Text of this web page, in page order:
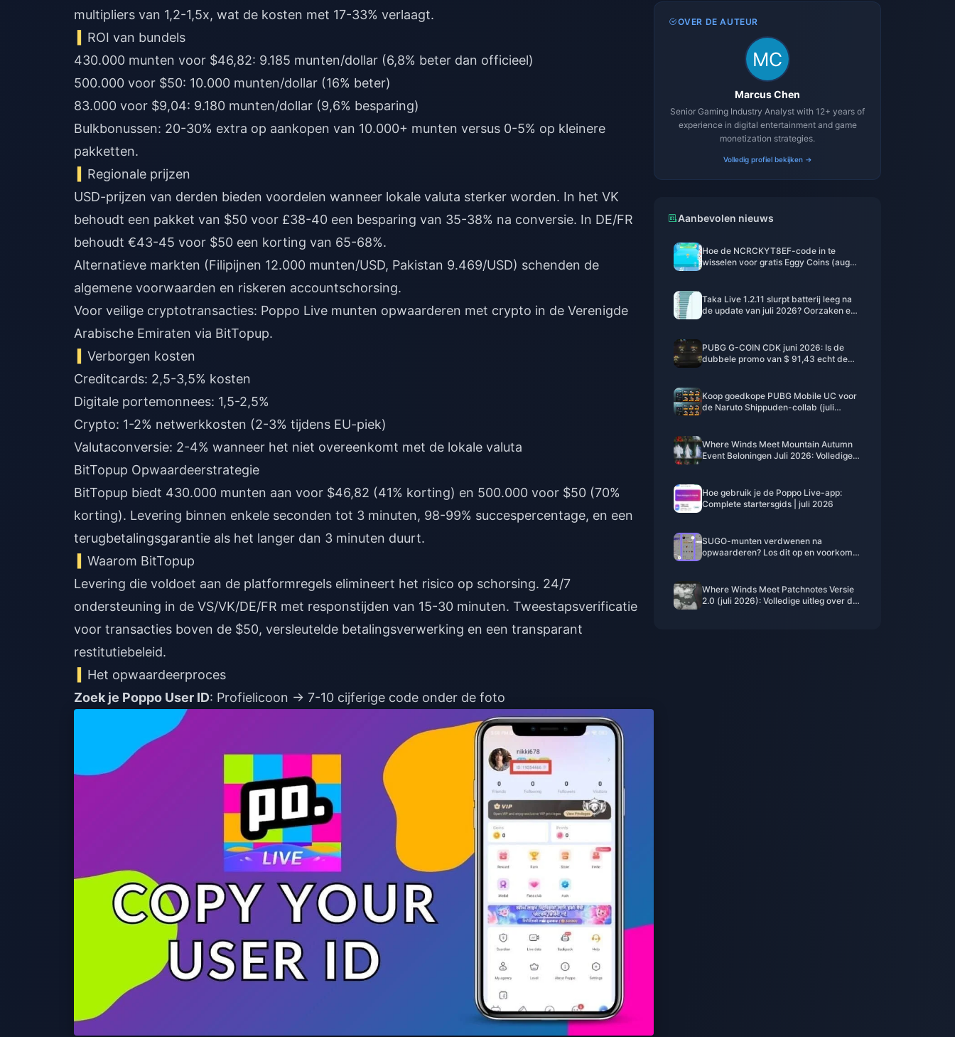
multipliers van 1,2-1,5x, wat de kosten met 17-33% verlaagt.
ROI van bundels
430.000 munten voor $46,82: 9.185 munten/dollar (6,8% beter dan officieel)
500.000 voor $50: 10.000 munten/dollar (16% beter)
83.000 voor $9,04: 9.180 munten/dollar (9,6% besparing)
Bulkbonussen: 20-30% extra op aankopen van 10.000+ munten versus 0-5% op kleinere
pakketten.
Regionale prijzen
USD-prijzen van derden bieden voordelen wanneer lokale valuta sterker worden. In het VK
behoudt een pakket van $50 voor £38-40 een besparing van 35-38% na conversie. In DE/FR
behoudt €43-45 voor $50 een korting van 65-68%.
Alternatieve markten (Filipijnen 12.000 munten/USD, Pakistan 9.469/USD) schenden de
algemene voorwaarden en riskeren accountschorsing.
Voor veilige cryptotransacties: Poppo Live munten opwaarderen met crypto in de Verenigde
Arabische Emiraten via BitTopup.
Verborgen kosten
Creditcards: 2,5-3,5% kosten
Digitale portemonnees: 1,5-2,5%
Crypto: 1-2% netwerkkosten (2-3% tijdens EU-piek)
Valutaconversie: 2-4% wanneer het niet overeenkomt met de lokale valuta
BitTopup Opwaardeerstrategie
BitTopup biedt 430.000 munten aan voor $46,82 (41% korting) en 500.000 voor $50 (70%
korting). Levering binnen enkele seconden tot 3 minuten, 98-99% succespercentage, en een
terugbetalingsgarantie als het langer dan 3 minuten duurt.
Waarom BitTopup
Levering die voldoet aan de platformregels elimineert het risico op schorsing. 24/7
ondersteuning in de VS/VK/DE/FR met responstijden van 15-30 minuten. Tweestapsverificatie
voor transacties boven de $50, versleutelde betalingsverwerking en een transparant
restitutiebeleid.
Het opwaardeerproces
Zoek je Poppo User ID: Profielicoon → 7-10 cijferige code onder de foto
OVER DE AUTEUR
Marcus Chen
Senior Gaming Industry Analyst with 12+ years of
experience in digital entertainment and game
monetization strategies.
Volledig profiel bekijken →
Aanbevolen nieuws
Hoe de NCRCKYT8EF-code in te
wisselen voor gratis Eggy Coins (aug
Taka Live 1.2.11 slurpt batterij leeg na
de update van juli 2026? Oorzaken en
PUBG G-COIN CDK juni 2026: Is de
dubbele promo van $ 91,43 echt de
Koop goedkope PUBG Mobile UC voor
de Naruto Shippuden-collab (juli
Where Winds Meet Mountain Autumn
Event Beloningen Juli 2026: Volledige
Hoe gebruik je de Poppo Live-app:
Complete startersgids | juli 2026
SUGO-munten verdwenen na
opwaarderen? Los dit op en voorkom
Where Winds Meet Patchnotes Versie
2.0 (juli 2026): Volledige uitleg over de